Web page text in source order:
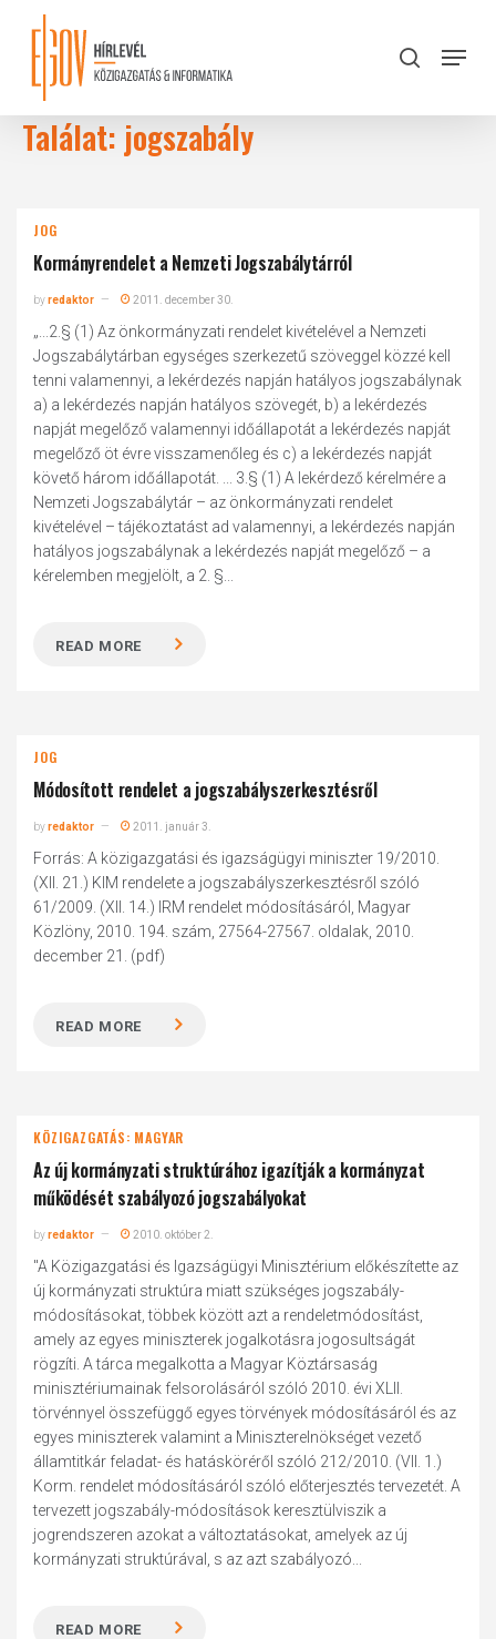
content
search
Menu
Találat: jogszabály
JOG
Kormányrendelet a Nemzeti Jogszabálytárról
byredaktor 2011. december 30.
„...2.§ (1) Az önkormányzati rendelet kivételével a Nemzeti
Jogszabálytárban egységes szerkezetű szöveggel közzé kell
tenni valamennyi, a lekérdezés napján hatályos jogszabálynak
a) a lekérdezés napján hatályos szövegét, b) a lekérdezés
napját megelőző valamennyi időállapotát a lekérdezés napját
megelőző öt évre visszamenőleg és c) a lekérdezés napját
követő három időállapotát. ... 3.§ (1) A lekérdező kérelmére a
Nemzeti Jogszabálytár – az önkormányzati rendelet
kivételével – tájékoztatást ad valamennyi, a lekérdezés napján
hatályos jogszabálynak a lekérdezés napját megelőző – a
kérelemben megjelölt, a 2. §...
READ MORE
JOG
Módosított rendelet a jogszabályszerkesztésről
byredaktor 2011. január 3.
Forrás: A közigazgatási és igazságügyi miniszter 19/2010.
(XII. 21.) KIM rendelete a jogszabályszerkesztésről szóló
61/2009. (XII. 14.) IRM rendelet módosításáról, Magyar
Közlöny, 2010. 194. szám, 27564-27567. oldalak, 2010.
december 21. (pdf)
READ MORE
KÖZIGAZGATÁS: MAGYAR
Az új kormányzati struktúrához igazítják a kormányzat
működését szabályozó jogszabályokat
byredaktor 2010. október 2.
"A Közigazgatási és Igazságügyi Minisztérium előkészítette az
új kormányzati struktúra miatt szükséges jogszabály-
módosításokat, többek között azt a rendeletmódosítást,
amely az egyes miniszterek jogalkotásra jogosultságát
rögzíti. A tárca megalkotta a Magyar Köztársaság
minisztériumainak felsorolásáról szóló 2010. évi XLII.
törvénnyel összefüggő egyes törvények módosításáról és az
egyes miniszterek valamint a Miniszterelnökséget vezető
államtitkár feladat- és hatásköréről szóló 212/2010. (VII. 1.)
Korm. rendelet módosításáról szóló előterjesztés tervezetét. A
tervezett jogszabály-módosítások keresztülviszik a
jogrendszeren azokat a változtatásokat, amelyek az új
kormányzati struktúrával, s az azt szabályozó...
READ MORE
Close